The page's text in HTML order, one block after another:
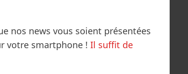
nos news vous soient présentées
votre smartphone ! Il suffit de